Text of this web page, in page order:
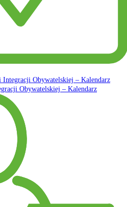
Obywatelskiej – Kalendarz